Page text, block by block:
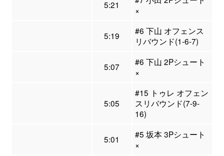
5:21
×
5:19
#6 下山 オフェンス
リバウンド(1-6-7)
5:07
#6 下山 2Pシュート
×
5:05
#15 トゥレ オフェン
スリバウンド(7-9-
16)
5:01
#5 坂本 3Pシュート
×